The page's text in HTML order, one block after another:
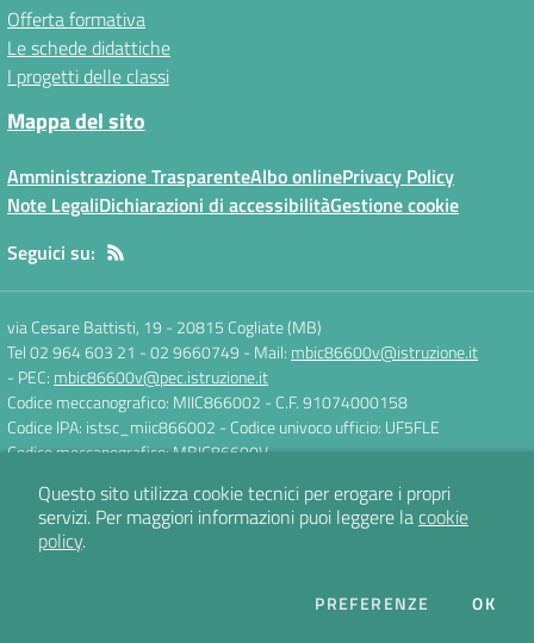
Offerta formativa
Le schede didattiche
I progetti delle classi
Mappa del sito
Amministrazione TrasparenteAlbo onlinePrivacy Policy
Note LegaliDichiarazioni di accessibilitàGestione cookie
Seguici su:
via Cesare Battisti, 19 - 20815 Cogliate (MB)
Tel 02 964 603 21 - 02 9660749 - Mail: mbic86600v@istruzione.it
- PEC: mbic86600v@pec.istruzione.it
Codice meccanografico: MIIC866002 - C.F. 91074000158
Codice IPA: istsc_miic866002 - Codice univoco ufficio: UF5FLE
Codice meccanografico: MBIC86600V
Concept & Design by
Designers Italia
Questo sito utilizza cookie tecnici per erogare i propri
servizi. Per maggiori informazioni puoi leggere la cookie
policy.
PREFERENZE DEI COOKIE
OK